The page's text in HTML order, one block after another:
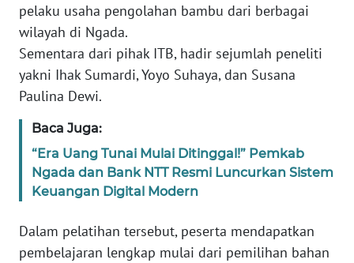
pelaku usaha pengolahan bambu dari berbagai
wilayah di Ngada.
Sementara dari pihak ITB, hadir sejumlah peneliti
yakni Ihak Sumardi, Yoyo Suhaya, dan Susana
Paulina Dewi.
Baca Juga:
“Era Uang Tunai Mulai Ditinggal!” Pemkab
Ngada dan Bank NTT Resmi Luncurkan Sistem
Keuangan Digital Modern
Dalam pelatihan tersebut, peserta mendapatkan
pembelajaran lengkap mulai dari pemilihan bahan
WN
SULTENG
WN
WN
BABEL
SUMBAR